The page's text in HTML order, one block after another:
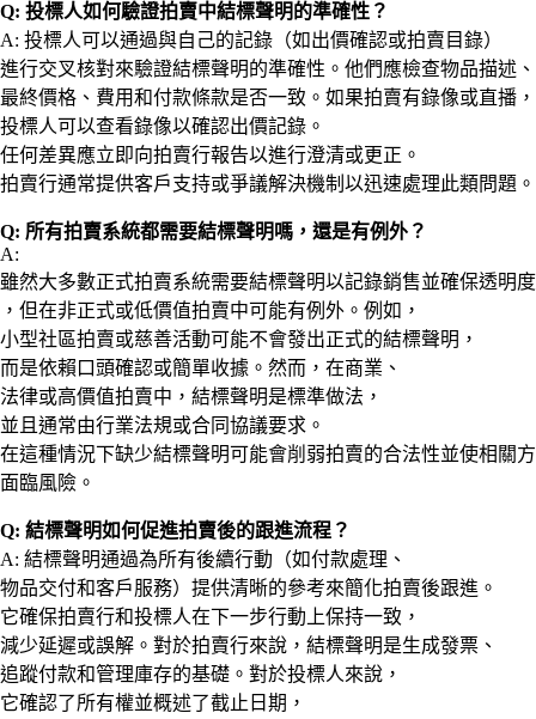
Q: 投標人如何驗證拍賣中結標聲明的準確性？
A: 投標人可以通過與自己的記錄（如出價確認或拍賣目錄）
進行交叉核對來驗證結標聲明的準確性。他們應檢查物品描述、
最終價格、費用和付款條款是否一致。如果拍賣有錄像或直播，
投標人可以查看錄像以確認出價記錄。
任何差異應立即向拍賣行報告以進行澄清或更正。
拍賣行通常提供客戶支持或爭議解決機制以迅速處理此類問題。
Q: 所有拍賣系統都需要結標聲明嗎，還是有例外？
A:
雖然大多數正式拍賣系統需要結標聲明以記錄銷售並確保透明度
，但在非正式或低價值拍賣中可能有例外。例如，
小型社區拍賣或慈善活動可能不會發出正式的結標聲明，
而是依賴口頭確認或簡單收據。然而，在商業、
法律或高價值拍賣中，結標聲明是標準做法，
並且通常由行業法規或合同協議要求。
在這種情況下缺少結標聲明可能會削弱拍賣的合法性並使相關方
面臨風險。
Q: 結標聲明如何促進拍賣後的跟進流程？
A: 結標聲明通過為所有後續行動（如付款處理、
物品交付和客戶服務）提供清晰的參考來簡化拍賣後跟進。
它確保拍賣行和投標人在下一步行動上保持一致，
減少延遲或誤解。對於拍賣行來說，結標聲明是生成發票、
追蹤付款和管理庫存的基礎。對於投標人來說，
它確認了所有權並概述了截止日期，